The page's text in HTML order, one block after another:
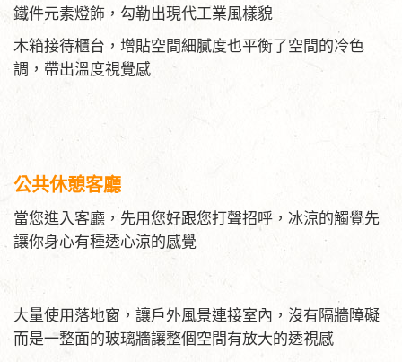
鐵件元素燈飾，勾勒出現代工業風樣貌
木箱接待櫃台，增貼空間細膩度也平衡了空間的冷色
調，帶出溫度視覺感
公共休憩客廳
當您進入客廳，先用您好跟您打聲招呼，冰涼的觸覺先
讓你身心有種透心涼的感覺
大量使用落地窗，讓戶外風景連接室內，沒有隔牆障礙
而是一整面的玻璃牆讓整個空間有放大的透視感